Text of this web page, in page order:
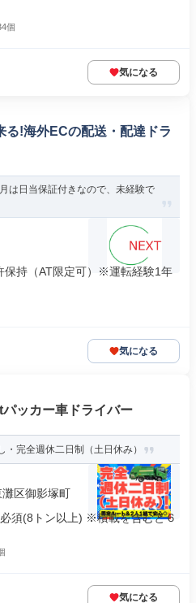
個
気になる
る!海外ECの配送・配達ドラ
は日当保証付きなので、未経験で
保持（AT限定可）※運転経験1年
気になる
ッカー車ドライバー
完全週休二日制（土日休み）
区御影塚町
須(8トン以上) ※積載を含むと６
気になる